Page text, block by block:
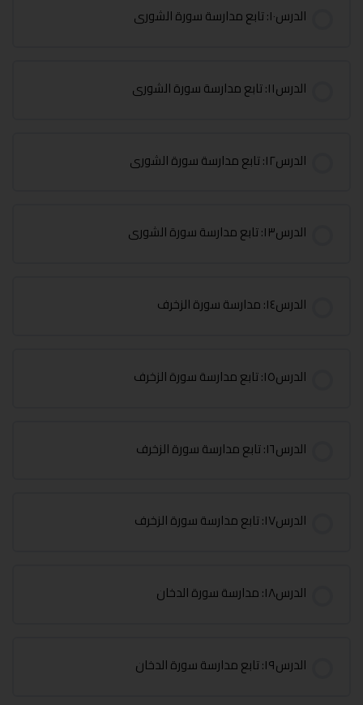
الدرس١٠: تابع مدارسة سورة الشورى
الدرس١١: تابع مدارسة سورة الشورى
الدرس١٢: تابع مدارسة سورة الشورى
الدرس١٣: تابع مدارسة سورة الشورى
الدرس١٤: مدارسة سورة الزخرف
الدرس١٥: تابع مدارسة سورة الزخرف
الدرس١٦: تابع مدارسة سورة الزخرف
الدرس١٧: تابع مدارسة سورة الزخرف
الدرس١٨: مدارسة سورة الدخان
الدرس١٩: تابع مدارسة سورة الدخان